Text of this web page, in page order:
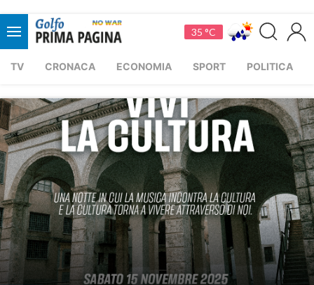
35 °C
TV CRONACA ECONOMIA SPORT POLITICA